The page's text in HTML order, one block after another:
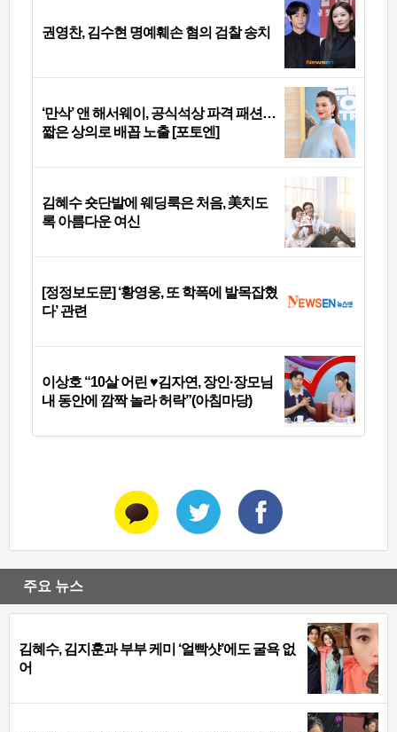
권영찬, 김수현 명예훼손 혐의 검찰 송치
‘만삭’ 앤 해서웨이, 공식석상 파격 패션…
짧은 상의로 배꼽 노출 [포토엔]
김혜수 숏단발에 웨딩룩은 처음, 美치도
록 아름다운 여신
[정정보도문] ‘황영웅, 또 학폭에 발목잡혔
다’ 관련
이상호 “10살 어린 ♥김자연, 장인·장모님
내 동안에 깜짝 놀라 허락”(아침마당)
주요 뉴스
김혜수, 김지훈과 부부 케미 ‘얼빡샷’에도 굴욕 없
어